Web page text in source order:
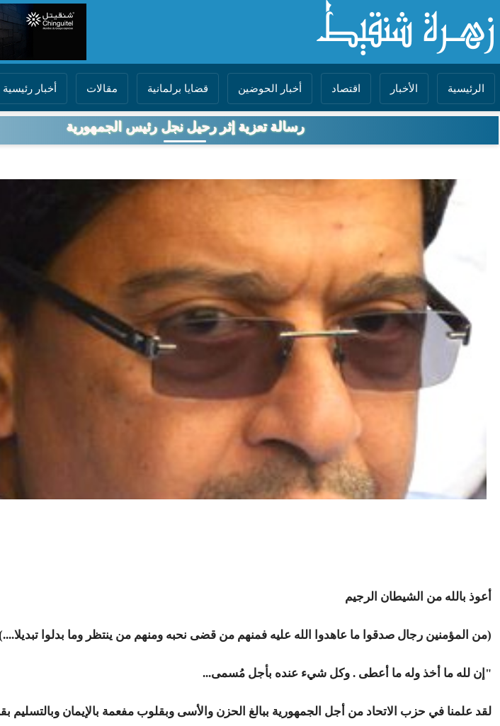
الرئيسية الأخبار اقتصاد أخبار الحوضين قضايا برلمانية مقالات أخبار رئيسية
رسالة تعزية إثر رحيل نجل رئيس الجمهورية
أعوذ بالله من الشيطان الرجيم
(من المؤمنين رجال صدقوا ما عاهدوا الله عليه فمنهم من قضى نحبه ومنهم من ينتظر وما بدلوا
"إن لله ما أخذ وله ما أعطى . وكل شيء عنده بأجل مُسمى...
لقد علمنا في حزب الاتحاد من أجل الجمهورية ببالغ الحزن والأسى وبقلوب مفعمة بالإيمان وبالتسليم